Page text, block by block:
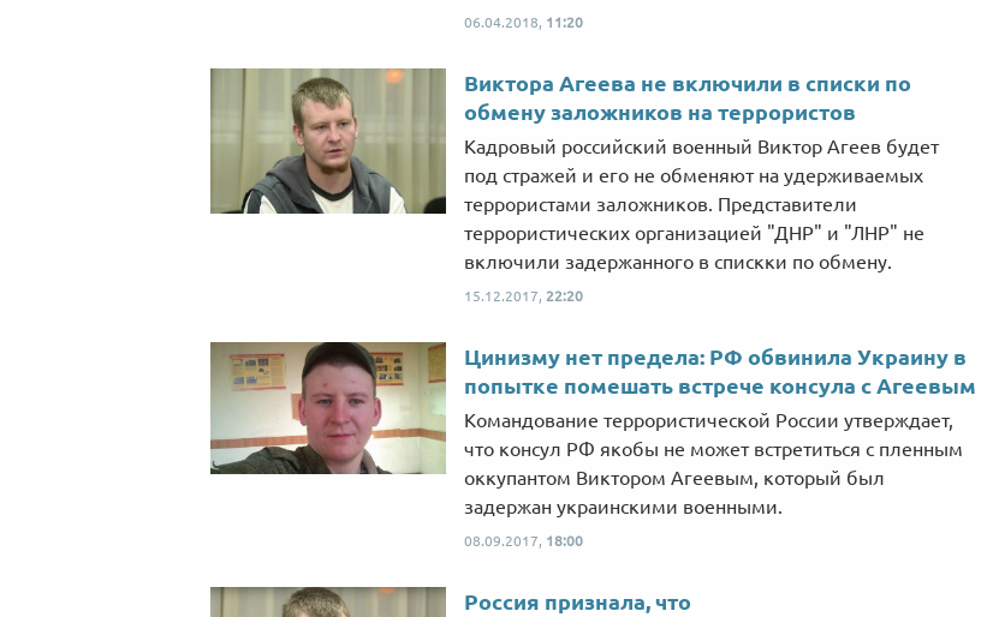
06.04.2018, 11:20
Виктора Агеева не включили в списки по
обмену заложников на террористов
Кадровый российский военный Виктор Агеев будет
под стражей и его не обменяют на удерживаемых
террористами заложников. Представители
террористических организацией "ДНР" и "ЛНР" не
включили задержанного в спискки по обмену.
15.12.2017, 22:20
Цинизму нет предела: РФ обвинила Украину в
попытке помешать встрече консула с Агеевым
Командование террористической России утверждает,
что консул РФ якобы не может встретиться с пленным
оккупантом Виктором Агеевым, который был
задержан украинскими военными.
08.09.2017, 18:00
Россия признала, что